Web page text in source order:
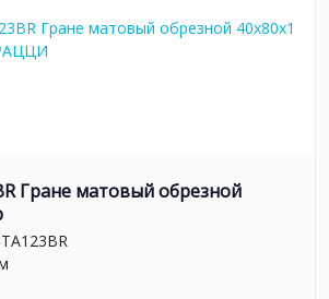
Гране матовый обрезной